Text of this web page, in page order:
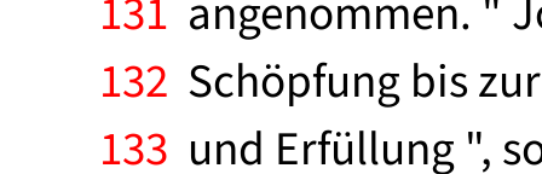
131 angenommen. "
132 Schöpfung bis
133 und Erfüllung ",